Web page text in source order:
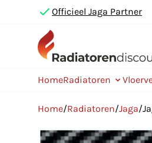
Officieel Jaga Partner
HomeRadiatoren
Home/Radiatoren/Jaga/